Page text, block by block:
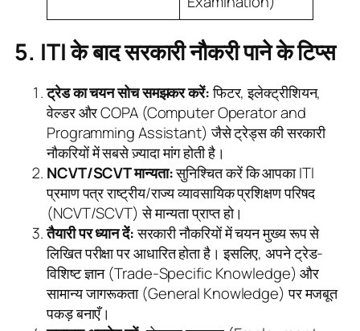
5. ITI के बाद सरकारी नौकरी पाने के टिप्स
ट्रेड का चयन सोच समझकर करें:फिटर, इलेक्ट्रीशियन,
वेल्डर और COPA (Computer Operator and
Programming Assistant) जैसे ट्रेड्स की सरकारी
नौकरियों में सबसे ज़्यादा मांग होती है।
NCVT/SCVT मान्यता:सुनिश्चित करें कि आपका ITI
प्रमाण पत्र राष्ट्रीय/राज्य व्यावसायिक प्रशिक्षण परिषद
(NCVT/SCVT) से मान्यता प्राप्त हो।
तैयारी पर ध्यान दें:सरकारी नौकरियों में चयन मुख्य रूप से
लिखित परीक्षा पर आधारित होता है। इसलिए, अपने ट्रेड-
विशिष्ट ज्ञान (Trade-Specific Knowledge) और
सामान्य जागरूकता (General Knowledge) पर मजबूत
पकड़ बनाएँ।